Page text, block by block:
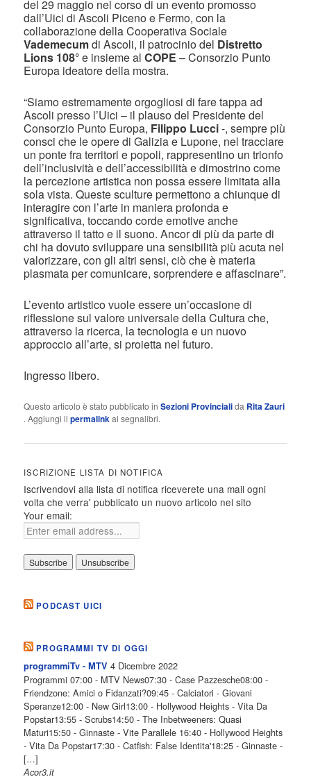
del 29 maggio nel corso di un evento promosso
dall’Uici di Ascoli Piceno e Fermo, con la
collaborazione della Cooperativa Sociale
Vademecumdi Ascoli, il patrocinio del Distretto
Lions 108°e insieme alCOPE – Consorzio Punto
Europa ideatore della mostra.
“Siamo estremamente orgogliosi di fare tappa ad
Ascoli presso l’Uici – il plauso del Presidente del
Consorzio Punto Europa, Filippo Lucci-, sempre più
consci che le opere di Galizia e Lupone, nel tracciare
un ponte fra territori e popoli, rappresentino un trionfo
dell’inclusività e dell’accessibilità e dimostrino come
la percezione artistica non possa essere limitata alla
sola vista. Queste sculture permettono a chiunque di
interagire con l’arte in maniera profonda e
significativa, toccando corde emotive anche
attraverso il tatto e il suono. Ancor di più da parte di
chi ha dovuto sviluppare una sensibilità più acuta nel
valorizzare, con gli altri sensi, ciò che è materia
plasmata per comunicare, sorprendere e affascinare”.
L’evento artistico vuole essere un’occasione di
riflessione sul valore universale della Cultura che,
attraverso la ricerca, la tecnologia e un nuovo
approccio all’arte, si proietta nel futuro.
Ingresso libero.
Questo articolo è stato pubblicato inSezioni Provincialida Rita Zauri
. Aggiungi ilpermalinkai segnalibri.
ISCRIZIONE LISTA DI NOTIFICA
Iscrivendovi alla lista di notifica riceverete una mail ogni
volta che verra' pubblicato un nuovo articolo nel sito
Your email:
PODCAST UICI
PROGRAMMI TV DI OGGI
programmiTv - MTV 4 Dicembre 2022
Programmi 07:00 - MTV News07:30 - Case Pazzesche08:00 -
Friendzone: Amici o Fidanzati?09:45 - Calciatori - Giovani
Speranze12:00 - New Girl13:00 - Hollywood Heights - Vita Da
Popstar13:55 - Scrubs14:50 - The Inbetweeners: Quasi
Maturi15:50 - Ginnaste - Vite Parallele 16:40 - Hollywood Heights
- Vita Da Popstar17:30 - Catfish: False Identita'18:25 - Ginnaste -
[…]
Acor3.it